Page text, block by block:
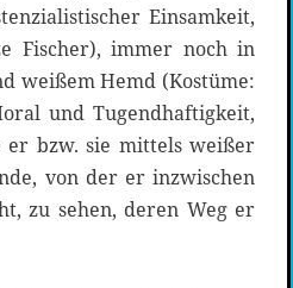
Einsamkeit,
Fischer), immer noch in
weißem Hemd (Kostüme:
und Tugendhaftigkeit,
er bzw. sie mittels weißer
von der er inzwischen
zu sehen, deren Weg er